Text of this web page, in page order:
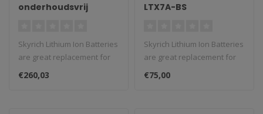
onderhoudsvrij
Skyrich Lithium Ion Batteries
are great replacement for
classic batteries. We st..
€260,03
LTX7A-BS
Skyrich Lithium Ion Batteries
are great replacement for
classic batteries. We st..
€75,00